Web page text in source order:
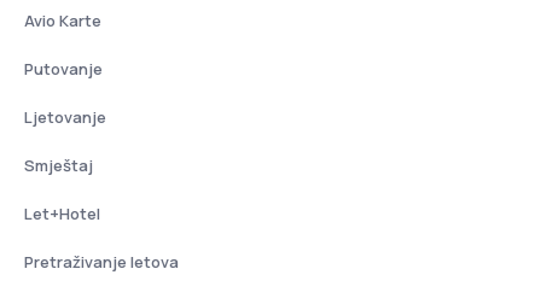
Avio Karte
Putovanje
Ljetovanje
Smještaj
Let+Hotel
Pretraživanje letova